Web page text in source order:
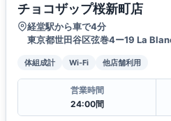
チョコザップ桜新町店
経堂駅から車で4分
東京都世田谷区弦巻4ー19 La
体組成計 Wi-Fi 他店舗利用
営業時間
24:00間